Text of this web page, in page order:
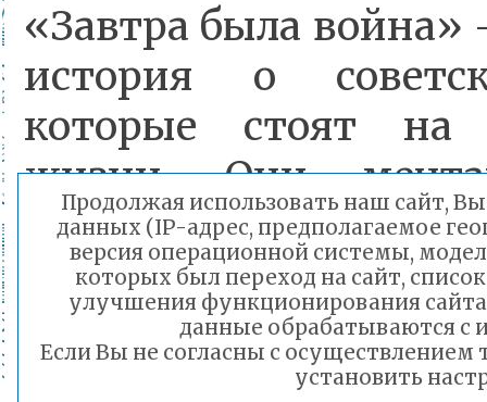
«Завтра была война»
история о
которые стоят на
жизни. Они
сталкиваются с
прощать и
достойными
юность оборвалась с
Продолжая использовать наш сайт,
данных (IP-адрес, предполагаемое
версия операционной системы,
которых был переход на сайт,
улучшения функционирования
данные обрабатываются с
Если Вы не согласны с
установить